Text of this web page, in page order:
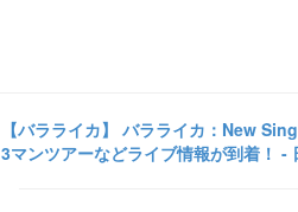
【バラライカ】 バラライカ：New
3マンツアーなどライブ情報が到着！ -